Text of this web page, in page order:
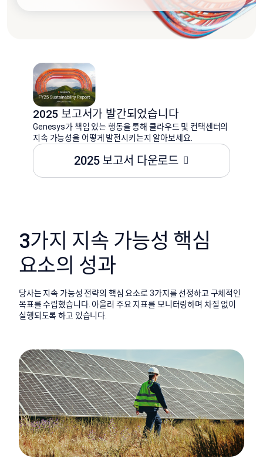
2025 보고서가 발간되었습니다
Genesys가 책임 있는 행동을 통해 클라우드 및 컨택센터의
지속 가능성을 어떻게 발전시키는지 알아보세요.
2025 보고서 다운로드
3가지 지속 가능성 핵심
요소의 성과
당사는 지속 가능성 전략의 핵심 요소로 3가지를 선정하고 구체적인
목표를 수립했습니다. 아울러 주요 지표를 모니터링하며 차질 없이
실행되도록 하고 있습니다.